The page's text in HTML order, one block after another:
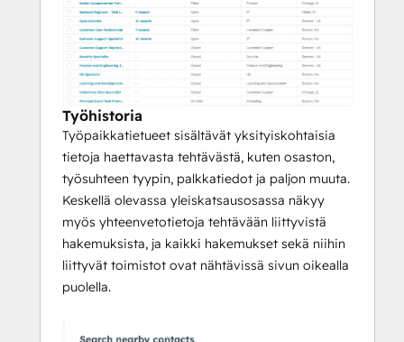
Työhistoria
Työpaikkatietueet sisältävät yksityiskohtaisia
tietoja haettavasta tehtävästä, kuten osaston,
työsuhteen tyypin, palkkatiedot ja paljon muuta.
Keskellä olevassa yleiskatsausosassa näkyy
myös yhteenvetotietoja tehtävään liittyvistä
hakemuksista, ja kaikki hakemukset sekä niihin
liittyvät toimistot ovat nähtävissä sivun oikealla
puolella.